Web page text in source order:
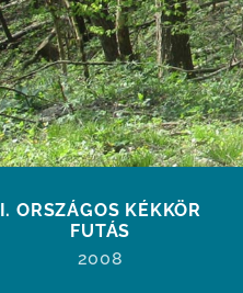
I. ORSZÁGOS KÉKKÖR
FUTÁS
2008